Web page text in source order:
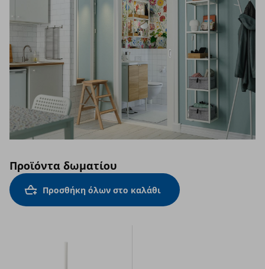
Προϊόντα δωματίου
Προσθήκη όλων στο καλάθι